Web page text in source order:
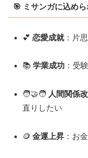
🎯 ミサンガに込め
💕恋愛成就：片
📚学業成功 ：受
🧑‍🤝‍🧑 人間関係
直りしたい
🪙金運上昇 ：お